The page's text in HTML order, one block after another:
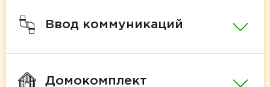
Ввод коммуникаций
Домокомплект